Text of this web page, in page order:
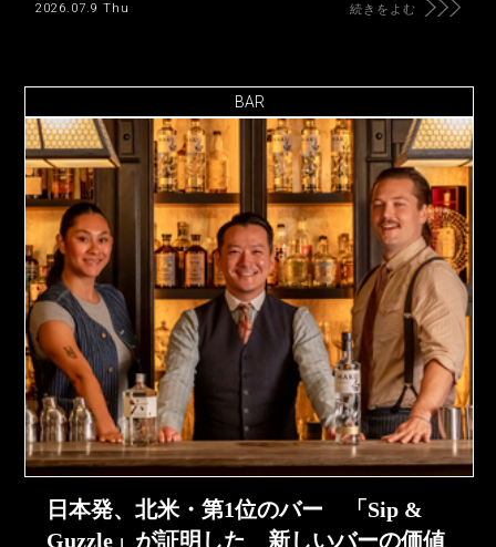
2026.07.9 Thu 続きをよむ
BAR
日本発、北米・第1位のバー 「Sip &
Guzzle」が証明した 新しいバーの価値